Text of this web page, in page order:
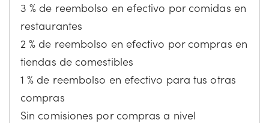
3 % de reembolso en efectivo por comidas en
restaurantes
2 % de reembolso en efectivo por compras en
tiendas de comestibles
1 % de reembolso en efectivo para tus otras
compras
Sin comisiones por compras a nivel